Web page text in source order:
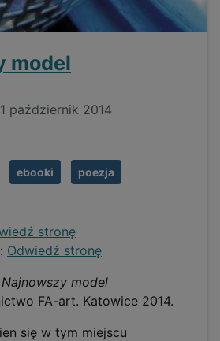
model
październik 2014
ebooki poezja
stronę
Odwiedź stronę
Najnowszy model
FA-art. Katowice 2014.
się w tym miejscu